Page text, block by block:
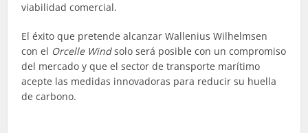
viabilidad comercial.
El éxito que pretende alcanzar Wallenius Wilhelmsen
con el Orcelle Windsolo será posible con un compromiso
del mercado y que el sector de transporte marítimo
acepte las medidas innovadoras para reducir su huella
de carbono.